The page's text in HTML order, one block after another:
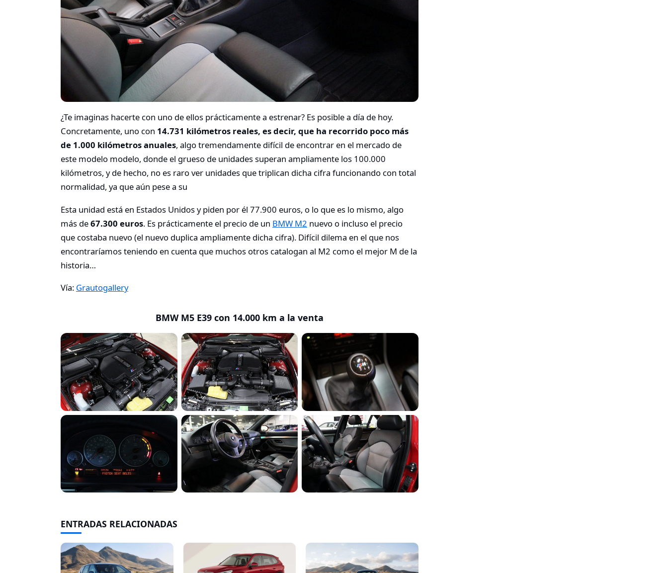
¿Te imaginas hacerte con uno de ellos prácticamente a estrenar? Es posible a día de hoy.
Concretamente, uno con 14.731 kilómetros reales, es decir, que ha recorrido poco más
de 1.000 kilómetros anuales, algo tremendamente difícil de encontrar en el mercado de
este modelo modelo, donde el grueso de unidades superan ampliamente los 100.000
kilómetros, y de hecho, no es raro ver unidades que triplican dicha cifra funcionando con total
normalidad, ya que aún pese a su
Esta unidad está en Estados Unidos y piden por él 77.900 euros, o lo que es lo mismo, algo
más de67.300 euros. Es prácticamente el precio de un BMW M2 nuevo o incluso el precio
que costaba nuevo (el nuevo duplica ampliamente dicha cifra). Difícil dilema en el que nos
encontraríamos teniendo en cuenta que muchos otros catalogan al M2 como el mejor M de la
historia…
Vía: Grautogallery
BMW M5 E39 con 14.000 km a la venta
ENTRADAS RELACIONADAS